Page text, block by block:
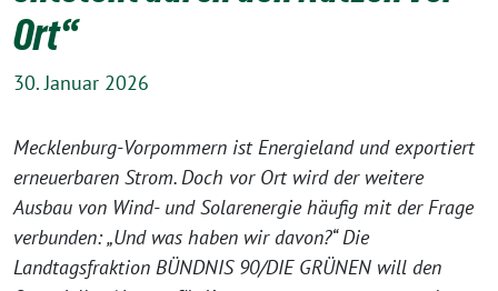
Ort“
30. Januar 2026
Mecklenburg-Vorpommern ist Energieland und exportiert
erneuerbaren Strom. Doch vor Ort wird der weitere
Ausbau von Wind- und Solarenergie häufig mit der Frage
verbunden: „Und was haben wir davon?“ Die
Landtagsfraktion BÜNDNIS 90/DIE GRÜNEN will den